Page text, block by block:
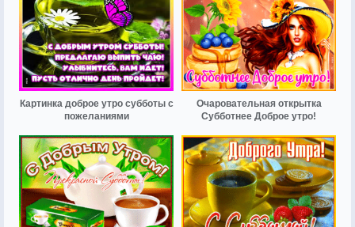
Картинка доброе утро субботы с
пожеланиями
Очаровательная открытка
Субботнее Доброе утро!